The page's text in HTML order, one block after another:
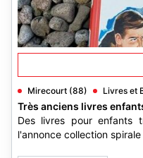
Mirecourt (88) Livres et
Très anciens livres
Des livres pour enfants
l'annonce collection